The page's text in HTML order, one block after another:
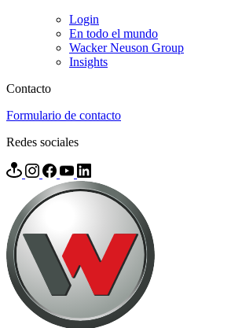
Login
En todo el mundo
Wacker Neuson Group
Insights
Contacto
Formulario de contacto
Redes sociales